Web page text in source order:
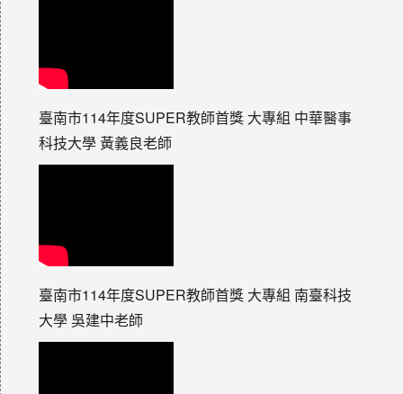
臺南市114年度SUPER教師首獎 大專組 中華醫事
科技大學 黃義良老師
臺南市114年度SUPER教師首獎 大專組 南臺科技
大學 吳建中老師